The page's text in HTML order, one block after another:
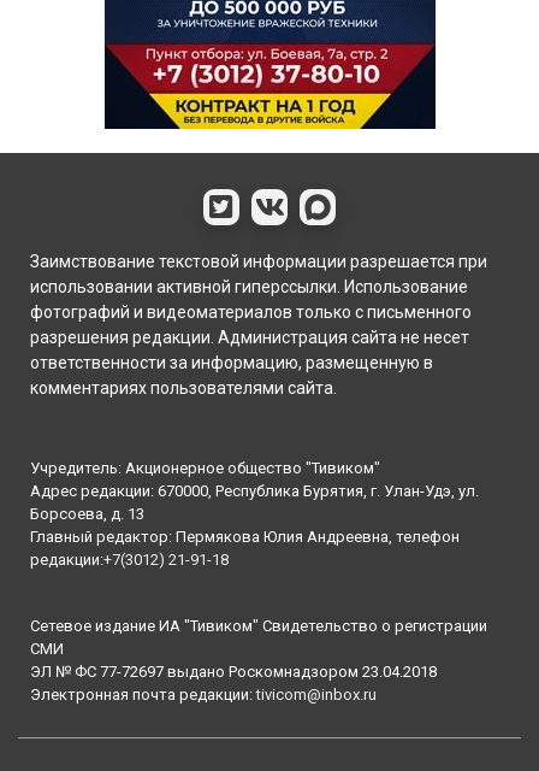
Заимствование текстовой информации разрешается при
использовании активной гиперссылки. Использование
фотографий и видеоматериалов только с письменного
разрешения редакции. Администрация сайта не несет
ответственности за информацию, размещенную в
комментариях пользователями сайта.
Учредитель: Акционерное общество "Тивиком"
Адрес редакции: 670000, Республика Бурятия, г. Улан-Удэ, ул.
Борсоева, д. 13
Главный редактор: Пермякова Юлия Андреевна, телефон
редакции:+7(3012) 21-91-18
Сетевое издание ИА "Тивиком" Свидетельство о регистрации
СМИ
ЭЛ № ФС 77-72697 выдано Роскомнадзором 23.04.2018
Электронная почта редакции:tivicom@inbox.ru